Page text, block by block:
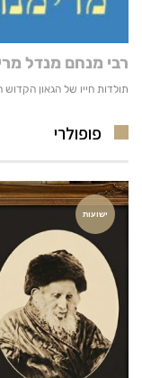
פופולרי
ישועות